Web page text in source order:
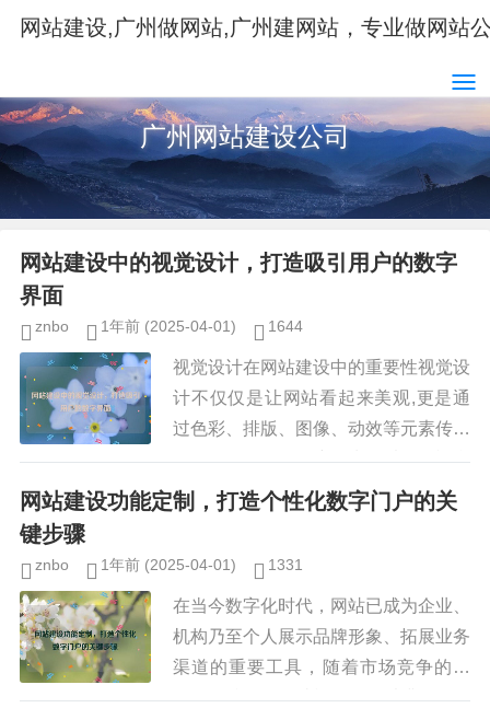
网站建设,广州做网站,广州建网站，专业做网站
广州网站建设公司
网站建设中的视觉设计，打造吸引用户的数字
界面
znbo 1年前 (2025-04-01) 1644
视觉设计在网站建设中的重要性视觉设
计不仅仅是让网站看起来美观,更是通
过色彩、排版、图像、动效等元素传达
品牌价值，引导用户行为，以下是视觉
设计在网站建设中的几个核心作用：
网站建设功能定制，打造个性化数字门户的关
键步骤
znbo 1年前 (2025-04-01) 1331
在当今数字化时代，网站已成为企业、
机构乃至个人展示品牌形象、拓展业务
渠道的重要工具，随着市场竞争的加
剧，标准化的网站模板已难以满足不同